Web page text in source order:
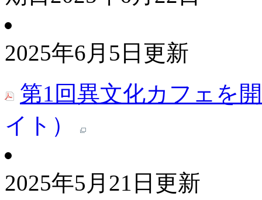
2025年6月5日更新
第1回異文化カフェを
イト）
2025年5月21日更新